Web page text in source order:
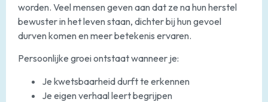
worden. Veel mensen geven aan dat ze na hun herstel
bewuster in het leven staan, dichter bij hun gevoel
durven komen en meer betekenis ervaren.
Persoonlijke groei ontstaat wanneer je:
Je kwetsbaarheid durft te erkennen
Je eigen verhaal leert begrijpen